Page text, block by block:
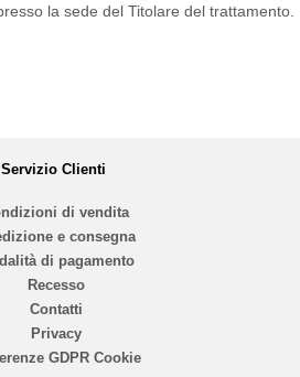
la sede del Titolare del trattamento.
Servizio Clienti
di vendita
e consegna
di pagamento
Recesso
Contatti
Privacy
GDPR Cookie